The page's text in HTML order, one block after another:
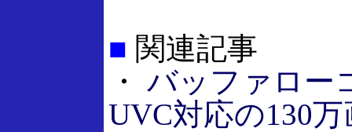
■ 関連記事
・ バッファロー
UVC対応の130